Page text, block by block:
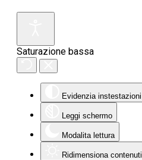
Saturazione bassa
Evidenzia instestazioni
Leggi schermo
Modalita lettura
Ridimensiona contenuti